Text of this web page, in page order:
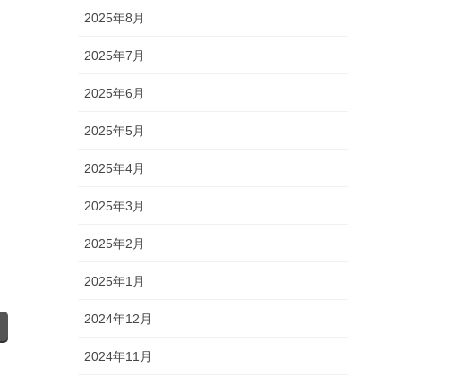
2025年8月
2025年7月
2025年6月
2025年5月
2025年4月
2025年3月
2025年2月
2025年1月
2024年12月
2024年11月